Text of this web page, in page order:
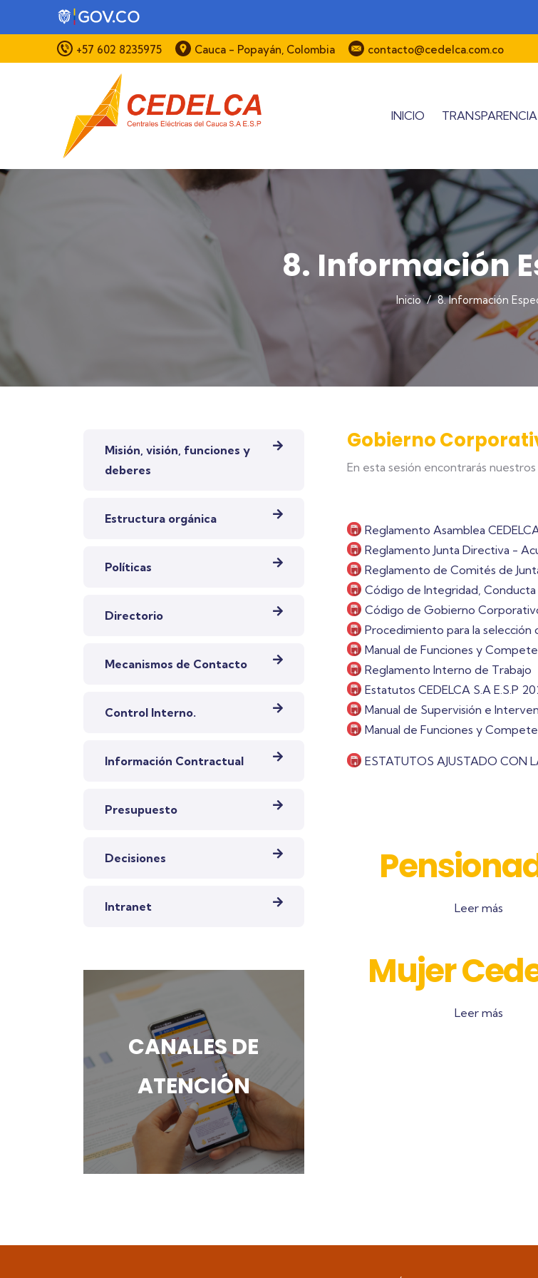
Pasar al contenido principal
+57 602 8235975 Cauca - Popayán, Colombia contacto@cedelca.com.co
INICIO TRANSPARENCIA
8. Información
Inicio / 8. Información
Gobierno
En esta sesión encontrarás
Reglamento Asamblea
Reglamento Junta Directiva -
Reglamento de Comités de
Código de Integridad,
Código de Gobierno
Procedimiento para la
Manual de Funciones y
Reglamento Interno de Trabajo
Estatutos CEDELCA S.A E.S.P
Manual de Supervisión e
Manual de Funciones y
ESTATUTOS AJUSTADO CON
Leer más
Mujer
Leer más
Misión, visión, funciones y
deberes
Estructura orgánica
Políticas
Directorio
Mecanismos de Contacto
Control Interno.
Información Contractual
Presupuesto
Decisiones
Intranet
CANALES DE
ATENCIÓN